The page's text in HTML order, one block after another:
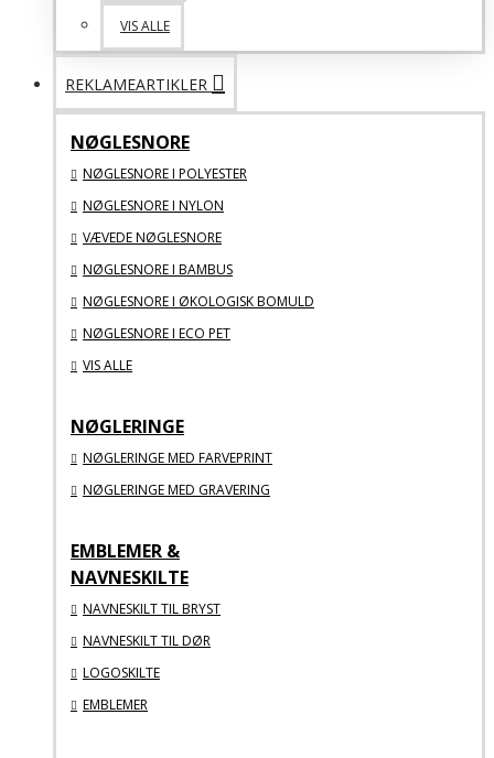
VIS ALLE
REKLAMEARTIKLER
NØGLESNORE
NØGLESNORE I POLYESTER
NØGLESNORE I NYLON
VÆVEDE NØGLESNORE
NØGLESNORE I BAMBUS
NØGLESNORE I ØKOLOGISK BOMULD
NØGLESNORE I ECO PET
VIS ALLE
NØGLERINGE
NØGLERINGE MED FARVEPRINT
NØGLERINGE MED GRAVERING
EMBLEMER &
NAVNESKILTE
NAVNESKILT TIL BRYST
NAVNESKILT TIL DØR
LOGOSKILTE
EMBLEMER